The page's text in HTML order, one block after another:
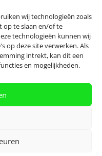
wij technologieën zoals
op te slaan en/of te
technologieën kunnen wij
op deze site verwerken. Als
intrekt, kan dit een
en mogelijkheden.